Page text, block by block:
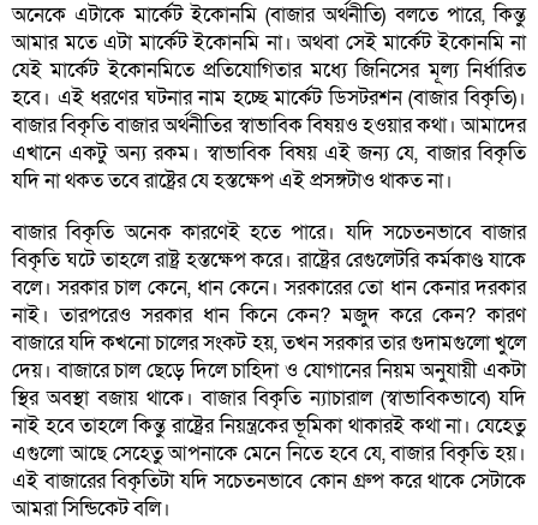
অনেকে এটাকে মার্কেট ইকোনমি (বাজার অর্থনীতি) বলতে পারে, কিন্তু
আমার মতে এটা মার্কেট ইকোনমি না। অথবা সেই মার্কেট ইকোনমি না
যেই মার্কেট ইকোনমিতে প্রতিযোগিতার মধ্যে জিনিসের মূল্য নির্ধারিত
হবে। এই ধরণের ঘটনার নাম হচ্ছে মার্কেট ডিসটরশন (বাজার বিকৃতি)।
বাজার বিকৃতি বাজার অর্থনীতির স্বাভাবিক বিষয়ও হওয়ার কথা। আমাদের
এখানে একটু অন্য রকম। স্বাভাবিক বিষয় এই জন্য যে, বাজার বিকৃতি
যদি না থকত তবে রাষ্ট্রের যে হস্তক্ষেপ এই প্রসঙ্গটাও থাকত না।
বাজার বিকৃতি অনেক কারণেই হতে পারে। যদি সচেতনভাবে বাজার
বিকৃতি ঘটে তাহলে রাষ্ট্র হস্তক্ষেপ করে। রাষ্ট্রের রেগুলেটরি কর্মকাণ্ড যাকে
বলে। সরকার চাল কেনে, ধান কেনে। সরকারের তো ধান কেনার দরকার
নাই। তারপরেও সরকার ধান কিনে কেন? মজুদ করে কেন? কারণ
বাজারে যদি কখনো চালের সংকট হয়, তখন সরকার তার গুদামগুলো খুলে
দেয়। বাজারে চাল ছেড়ে দিলে চাহিদা ও যোগানের নিয়ম অনুযায়ী একটা
স্থির অবস্থা বজায় থাকে। বাজার বিকৃতি ন্যাচারাল (স্বাভাবিকভাবে) যদি
নাই হবে তাহলে কিন্তু রাষ্ট্রের নিয়ন্ত্রকের ভূমিকা থাকারই কথা না। যেহেতু
এগুলো আছে সেহেতু আপনাকে মেনে নিতে হবে যে, বাজার বিকৃতি হয়।
এই বাজারের বিকৃতিটা যদি সচেতনভাবে কোন গ্রুপ করে থাকে সেটাকে
আমরা সিন্ডিকেট বলি।